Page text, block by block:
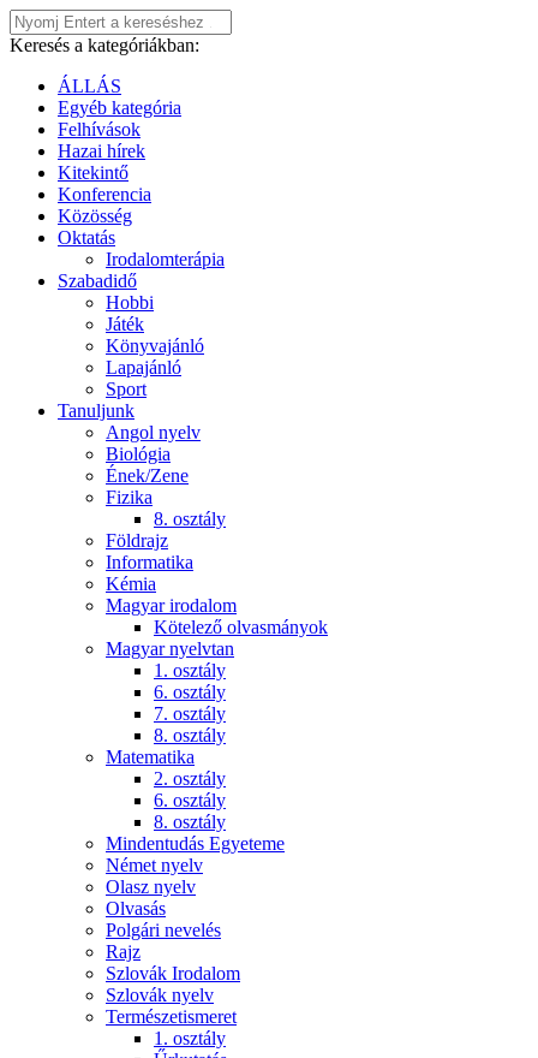
Keresés a kategóriákban:
ÁLLÁS
Egyéb kategória
Felhívások
Hazai hírek
Kitekintő
Konferencia
Közösség
Oktatás
Irodalomterápia
Szabadidő
Hobbi
Játék
Könyvajánló
Lapajánló
Sport
Tanuljunk
Angol nyelv
Biológia
Ének/Zene
Fizika
8. osztály
Földrajz
Informatika
Kémia
Magyar irodalom
Kötelező olvasmányok
Magyar nyelvtan
1. osztály
6. osztály
7. osztály
8. osztály
Matematika
2. osztály
6. osztály
8. osztály
Mindentudás Egyeteme
Német nyelv
Olasz nyelv
Olvasás
Polgári nevelés
Rajz
Szlovák Irodalom
Szlovák nyelv
Természetismeret
1. osztály